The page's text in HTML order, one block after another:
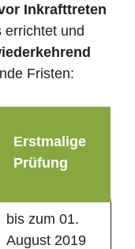
Inkrafttreten
errichtet und
Fristen:
Erstmalige
Prüfung
bis zum 01.
August 2019